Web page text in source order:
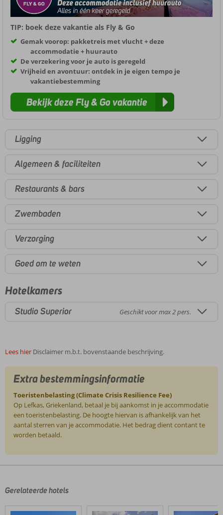
TIP: boek deze vakantie als Fly & Go
Gemak voorop: pakketreis met vlucht + deze
accommodatie + huurauto
De verzekering voor je auto is geregeld
Vrijheid en avontuur: ontdek in je eigen tempo je
vakantiebestemming
Bekijk deze Fly & Go vakantie
Ligging
Algemeen & faciliteiten
Restaurants & bars
Zwembaden
Verzorging
Goed om te weten
Hotelkamers
Studio Superior Geschikt voor max 2 pers.
Lees hier Disclaimer m.b.t. bovenstaande beschrijving.
Extra bestemmingsinformatie
Toeristenbelasting (Climate Crisis Resilience Fee)
Op Lefkas, Griekenland, betaal je bij aankomst in je accommodatie
een toeristenbelasting. De hoogte hiervan is afhankelijk van het
aantal sterren van je accommodatie. Het bedrag dient contant te
worden betaald.
door
klanten
Gerelateerde hotels